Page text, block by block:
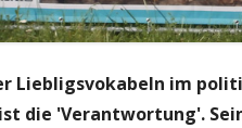
Liebligsvokabeln im
die 'Verantwortung'.